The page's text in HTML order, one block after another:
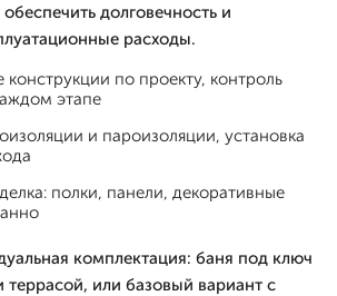
долговечность и
расходы.
конструкции по проекту, контроль
этапе
и пароизоляции, установка
полки, панели, декоративные
комплектация: баня под ключ
террасой, или базовый вариант с